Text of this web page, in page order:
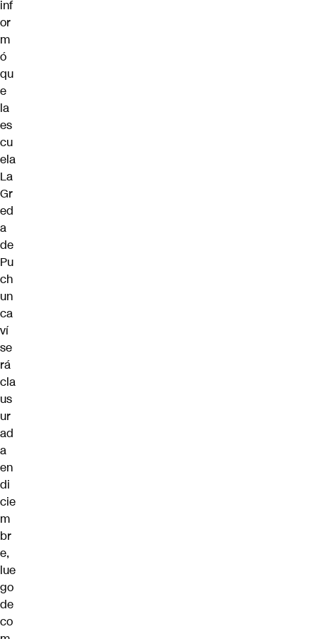
inf
or
m
ó
qu
e
la
es
cu
ela
La
Gr
ed
a
de
Pu
ch
un
ca
ví
se
rá
cla
us
ur
ad
a
en
di
cie
m
br
e,
lue
go
de
co